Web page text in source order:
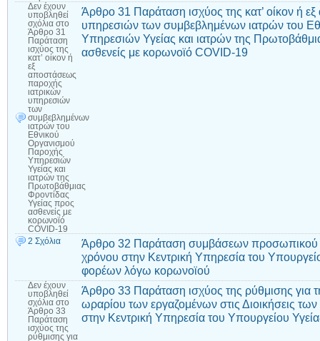
Δεν έχουν
υποβληθεί
σχόλια στο
Άρθρο 31
Παράταση
ισχύος της
κατ’ οίκον ή
εξ
αποστάσεως
παροχής
ιατρικών
υπηρεσιών
των
συμβεβλημένων
ιατρών του
Εθνικού
Οργανισμού
Παροχής
Υπηρεσιών
Υγείας και
ιατρών της
Πρωτοβάθμιας
Φροντίδας
Υγείας προς
ασθενείς με
κορωνοϊό
COVID-19
Άρθρο 31 Παράταση ισχύος της κατ’ οίκον ή
υπηρεσιών των συμβεβλημένων ιατρών του
Υπηρεσιών Υγείας και ιατρών της
ασθενείς με κορωνοϊό COVID-19
2 Σχόλια
Άρθρο 32 Παράταση συμβάσεων προσωπικού
χρόνου στην Κεντρική Υπηρεσία του
φορέων λόγω κορωνοϊού
Δεν έχουν
υποβληθεί
σχόλια στο
Άρθρο 33
Παράταση
ισχύος της
ρύθμισης για
Άρθρο 33 Παράταση ισχύος της ρύθμισης για
ωραρίου των εργαζομένων στις Διοικήσεις
στην Κεντρική Υπηρεσία του Υπουργείου